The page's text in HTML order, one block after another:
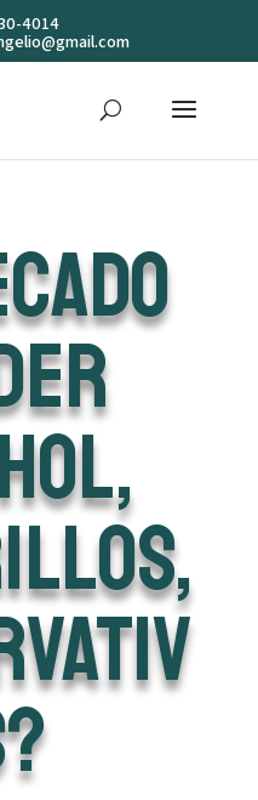
4014